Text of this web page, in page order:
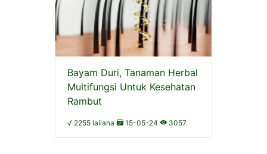
Bayam Duri, Tanaman Herbal
Multifungsi Untuk Kesehatan
Rambut
√ 2255 lailana 15-05-24 3057